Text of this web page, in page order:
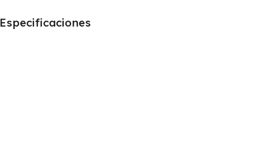
Especificaciones